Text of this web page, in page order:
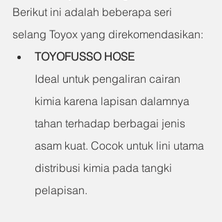
Berikut ini adalah beberapa seri
selang Toyox yang direkomendasikan:
TOYOFUSSO HOSE
Ideal untuk pengaliran cairan
kimia karena lapisan dalamnya
tahan terhadap berbagai jenis
asam kuat. Cocok untuk lini utama
distribusi kimia pada tangki
pelapisan.